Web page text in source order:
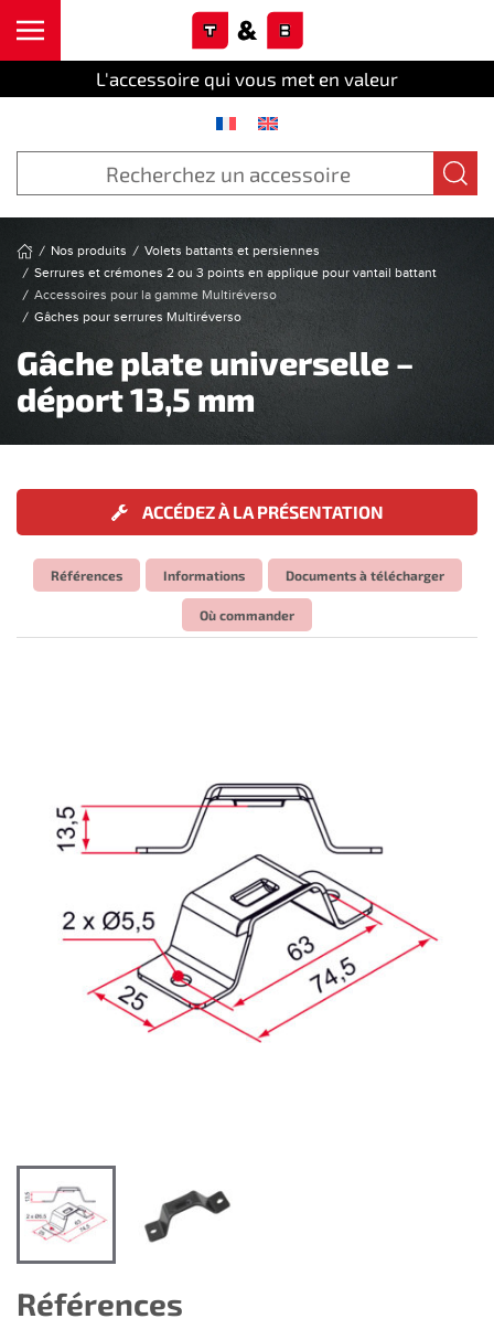
L'accessoire qui vous met en valeur
Nos produits
Volets battants et persiennes
Serrures et crémones 2 ou 3 points en applique pour vantail battant
Accessoires pour la gamme Multiréverso
Gâches pour serrures Multiréverso
Gâche plate universelle –
déport 13,5 mm
ACCÉDEZ À LA PRÉSENTATION
Références Informations Documents à télécharger
Où commander
Références
Cookies management panel